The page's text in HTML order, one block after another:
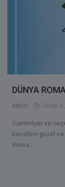
DÜNYA
editor Nisan
Samimiyet ve
kendileri güzel
Roma...